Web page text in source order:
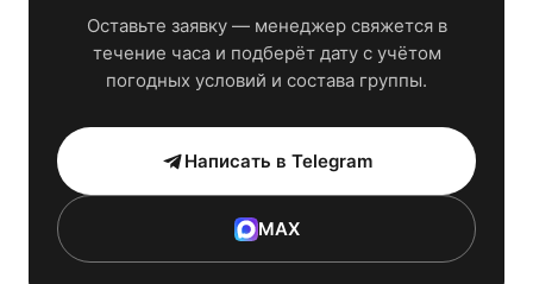
Оставьте заявку — менеджер свяжется в
течение часа и подберёт дату с учётом
погодных условий и состава группы.
Написать в Telegram
MAX